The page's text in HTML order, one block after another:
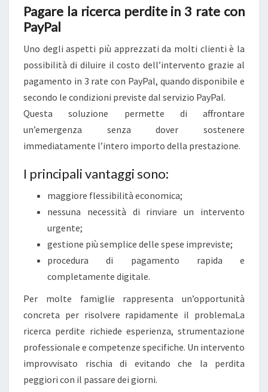
Pagare la ricerca perdite in 3 rate con
PayPal
Uno degli aspetti più apprezzati da molti clienti è la
possibilità di diluire il costo dell’intervento grazie al
pagamento in 3 rate con PayPal, quando disponibile e
secondo le condizioni previste dal servizio PayPal.
Questa soluzione permette di affrontare
un’emergenza senza dover sostenere
immediatamente l’intero importo della prestazione.
I principali vantaggi sono:
maggiore flessibilità economica;
nessuna necessità di rinviare un intervento
urgente;
gestione più semplice delle spese impreviste;
procedura di pagamento rapida e
completamente digitale.
Per molte famiglie rappresenta un’opportunità
concreta per risolvere rapidamente il problemaLa
ricerca perdite richiede esperienza, strumentazione
professionale e competenze specifiche. Un intervento
improvvisato rischia di evitando che la perdita
peggiori con il passare dei giorni.